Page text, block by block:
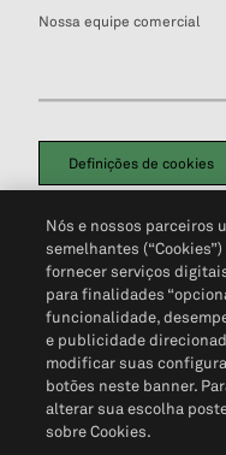
Nossa equipe comercial
Definições de cookies
Política de Privacidade
Não Venda Minhas
Nós e nossos parceiros
semelhantes
fornecer serviços
para finalidades
funcionalidade,
e publicidade
modificar suas
botões neste banner.
alterar sua escolha
sobre Cookies.